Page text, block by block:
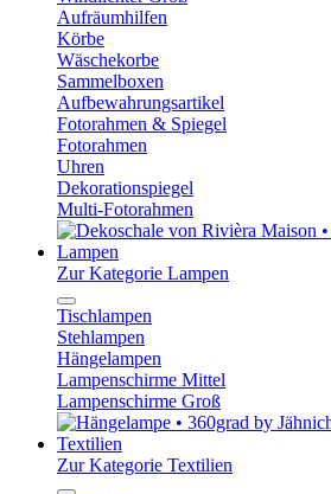
Aufräumhilfen
Körbe
Wäschekorbe
Sammelboxen
Aufbewahrungsartikel
Fotorahmen & Spiegel
Fotorahmen
Uhren
Dekorationspiegel
Multi-Fotorahmen
Lampen
Zur Kategorie Lampen
Tischlampen
Stehlampen
Hängelampen
Lampenschirme Mittel
Lampenschirme Groß
Textilien
Zur Kategorie Textilien